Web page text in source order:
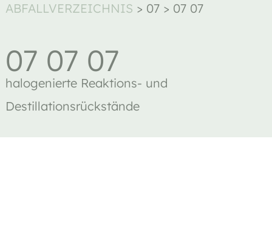
ABFALLVERZEICHNIS > 07> 07 07
07 07 07
halogenierte Reaktions- und
Destillationsrückstände